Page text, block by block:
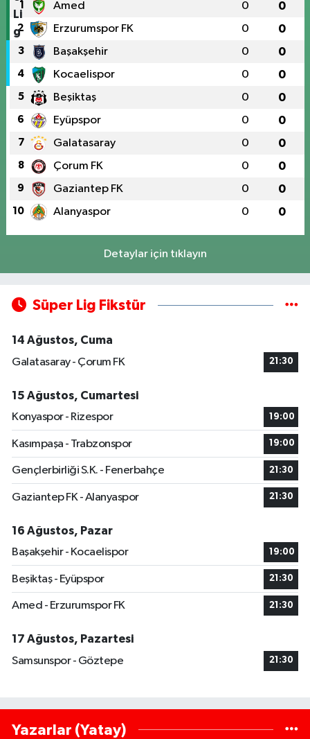
1 Amed 0 0
2 Erzurumspor FK 0 0
3 Başakşehir 0 0
4 Kocaelispor 0 0
5 Beşiktaş 0 0
6 Eyüpspor 0 0
7 Galatasaray 0 0
8 Çorum FK 0 0
9 Gaziantep FK 0 0
10 Alanyaspor 0 0
Detaylar için tıklayın
Süper Lig Fikstür
14 Ağustos, Cuma
Galatasaray - Çorum FK
21:30
15 Ağustos, Cumartesi
Konyaspor - Rizespor
19:00
Kasımpaşa - Trabzonspor 19:00
Gençlerbirliği S.K. - Fenerbahçe 21:30
Gaziantep FK - Alanyaspor 21:30
16 Ağustos, Pazar
Başakşehir - Kocaelispor
19:00
Beşiktaş - Eyüpspor 21:30
Amed - Erzurumspor FK 21:30
17 Ağustos, Pazartesi
Samsunspor - Göztepe
21:30
Yazarlar (Yatay)